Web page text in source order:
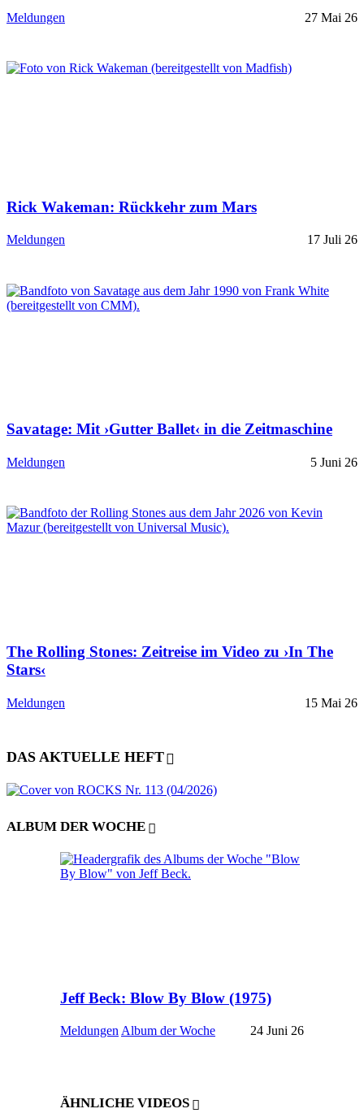
Meldungen 27 Mai 26
Rick Wakeman: Rückkehr zum Mars
Meldungen 17 Juli 26
Savatage: Mit ›Gutter Ballet‹ in die Zeitmaschine
Meldungen 5 Juni 26
The Rolling Stones: Zeitreise im Video zu ›In The
Stars‹
Meldungen 15 Mai 26
DAS AKTUELLE HEFT
ALBUM DER WOCHE
Jeff Beck: Blow By Blow (1975)
Meldungen Album der Woche 24 Juni 26
ÄHNLICHE VIDEOS